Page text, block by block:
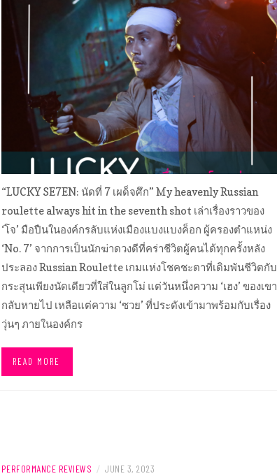
“LUCKY SE7EN: นัดที่ 7 เผด็จศึก” My heavenly Russian
roulette always hit in the seventh shot เล่าเรื่องราวของ
‘โจ’ มือปืนในองค์กรลับแห่งเมือง​แบงแบงค็อก ผู้ครองตำแหน่ง
‘No. 7’ จากการเป็นนักฆ่าดวงดีที่คร่าชีวิตผู้คนได้ทุกครั้งหลัง
ประลอง Russian Roulette เกมแห่งโชคชะตาที่เดิมพันชีวิตกับ
กระสุนเพียงนัดเดียวที่ใส่ในลูกโม่ แต่วันหนึ่งความ ‘เฮง’ ของเขา
กลับหายไป เหลือแต่ความ ‘ซวย’ ที่ประดังเข้ามาพร้อมกับเรื่อง
วุ่นๆ ภายในองค์กร
READ MORE
PERFORMANCE REVIEWS / JUNE 3, 2023